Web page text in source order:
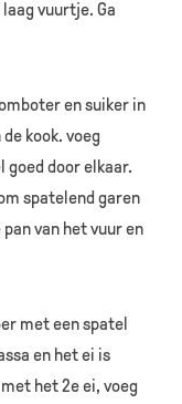
vuurtje. Ga
en suiker in
kook. voeg
goed door elkaar.
spatelend garen
van het vuur en
met een spatel
en het ei is
het 2e ei, voeg